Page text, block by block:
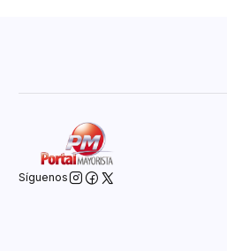
Síguenos